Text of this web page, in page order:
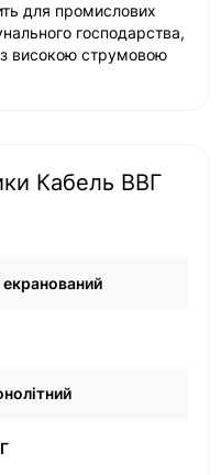
для промислових
господарства,
з високою струмовою
Кабель ВВГ
екранований